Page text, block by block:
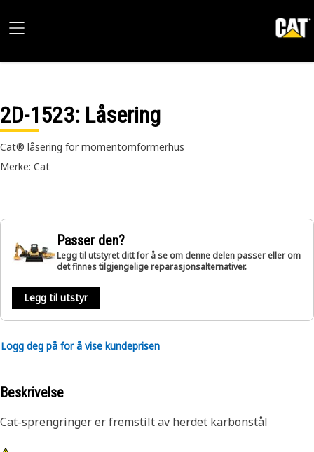
2D-1523: Låsering
Cat® låsering for momentomformerhus
Merke: Cat
Passer den?
Legg til utstyret ditt for å se om denne delen passer eller om
det finnes tilgjengelige reparasjonsalternativer.
Legg til utstyr
Logg deg på for å vise kundeprisen
Beskrivelse
Cat-sprengringer er fremstilt av herdet karbonstål